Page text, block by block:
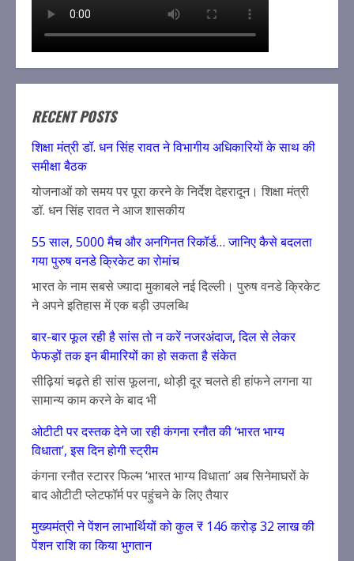
RECENT POSTS
शिक्षा मंत्री डॉ. धन सिंह रावत ने विभागीय अधिकारियों के साथ की
समीक्षा बैठक
योजनाओं को समय पर पूरा करने के निर्देश देहरादून। शिक्षा मंत्री
डॉ. धन सिंह रावत ने आज शासकीय
55 साल, 5000 मैच और अनगिनत रिकॉर्ड… जानिए कैसे बदलता
गया पुरुष वनडे क्रिकेट का रोमांच
भारत के नाम सबसे ज्यादा मुकाबले नई दिल्ली। पुरुष वनडे क्रिकेट
ने अपने इतिहास में एक बड़ी उपलब्धि
बार-बार फूल रही है सांस तो न करें नजरअंदाज, दिल से लेकर
फेफड़ों तक इन बीमारियों का हो सकता है संकेत
सीढ़ियां चढ़ते ही सांस फूलना, थोड़ी दूर चलते ही हांफने लगना या
सामान्य काम करने के बाद भी
ओटीटी पर दस्तक देने जा रही कंगना रनौत की ‘भारत भाग्य
विधाता’, इस दिन होगी स्ट्रीम
कंगना रनौत स्टारर फिल्म ‘भारत भाग्य विधाता’ अब सिनेमाघरों के
बाद ओटीटी प्लेटफॉर्म पर पहुंचने के लिए तैयार
मुख्यमंत्री ने पेंशन लाभार्थियों को कुल ₹ 146 करोड़ 32 लाख की
पेंशन राशि का किया भुगतान